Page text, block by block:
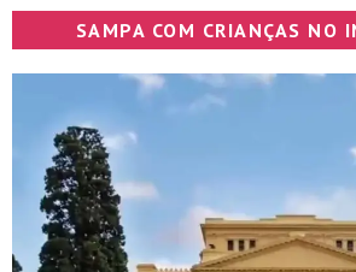
SAMPA COM CRIANÇAS NO